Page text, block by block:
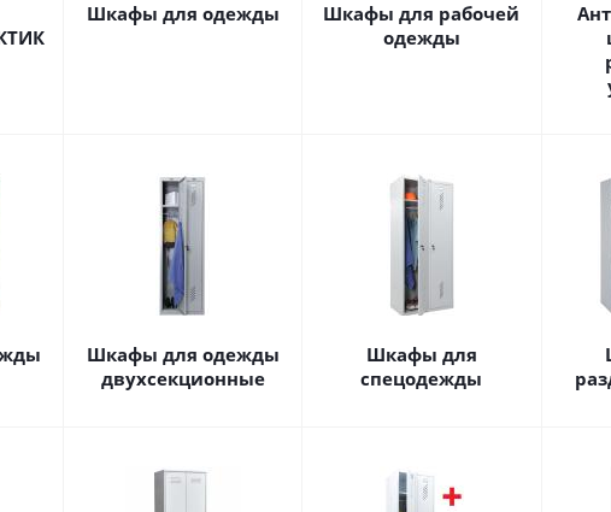
Шкафы для одежды
Шкафы для рабочей
одежды
Шкафы для одежды
двухсекционные
Шкафы для
спецодежды